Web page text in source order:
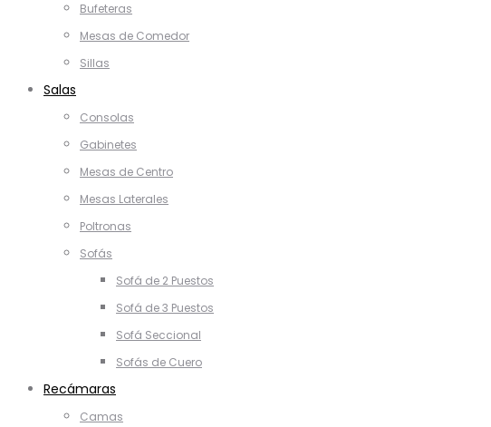
Bufeteras
Mesas de Comedor
Sillas
Salas
Consolas
Gabinetes
Mesas de Centro
Mesas Laterales
Poltronas
Sofás
Sofá de 2 Puestos
Sofá de 3 Puestos
Sofá Seccional
Sofás de Cuero
Recámaras
Camas